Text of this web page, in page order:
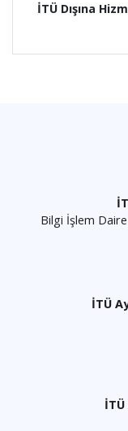
İTÜ Dışına
Bilgi İşlem Daire
İTÜ